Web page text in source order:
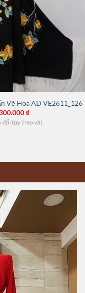
Vẽ Hoa AD VE2611_126
₫
đổi tùy theo vải